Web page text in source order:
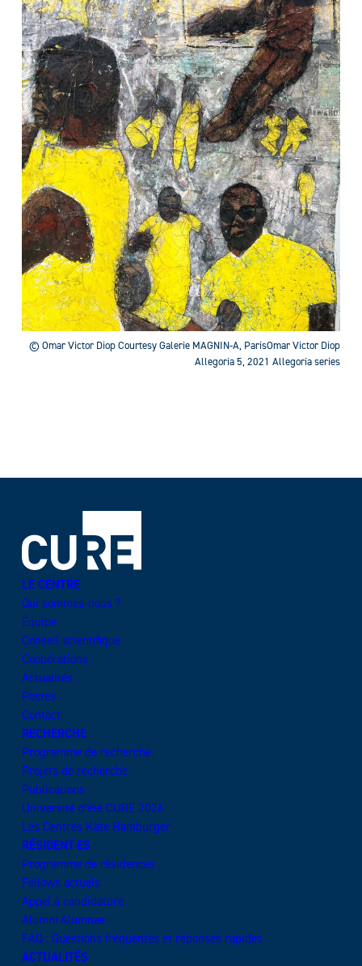
© Omar Victor Diop Courtesy Galerie MAGNIN-A, ParisOmar Victor Diop
Allegoria 5, 2021 Allegoria series
LE CENTRE
Qui sommes-nous ?
Équipe
Conseil scientifique
Coopérations
Actualités
Postes
Contact
RECHERCHE
Programme de recherche
Projets de recherche
Publications
Université d’été CURE 2026
Les Centres Käte Hamburger
RÉSIDENT·ES
Programme de résidences
Fellows actuels
Appel à candidature
Alumni·Alumnae
FAQ : Questions fréquentes et réponses rapides
ACTUALITÉS